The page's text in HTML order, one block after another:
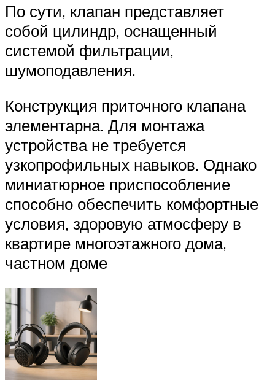
По сути, клапан представляет
собой цилиндр, оснащенный
системой фильтрации,
шумоподавления.
Конструкция приточного клапана
элементарна. Для монтажа
устройства не требуется
узкопрофильных навыков. Однако
миниатюрное приспособление
способно обеспечить комфортные
условия, здоровую атмосферу в
квартире многоэтажного дома,
частном доме